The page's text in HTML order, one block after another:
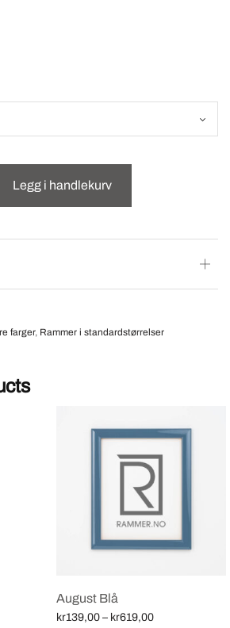
Legg i handlekurv
farger, Rammer i standardstørrelser
August Blå
kr139,00 – kr619,00Price